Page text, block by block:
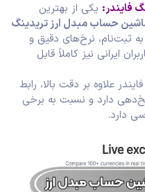
فایندر: یکی از بهترین
حساب مبدل ارز تریدینگ
به ثبت‌نام، نرخ‌های دقیق و
ایرانی نیز کاملاً قابل
علاوه بر دقت بالا، رابط
دارد و نسبت به برخی
دارد.